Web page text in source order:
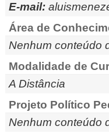
E-mail:
Área de
Nenhum conteúdo
Modalidade de
A Distância
Projeto Político
Nenhum conteúdo